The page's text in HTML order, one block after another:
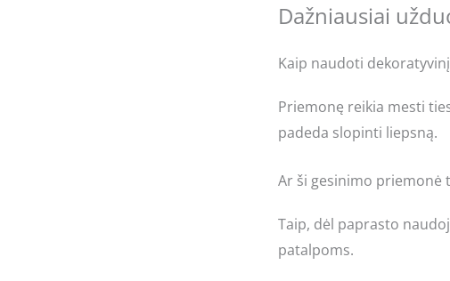
Dažniausiai
Kaip naudoti
Priemonę reikia mesti
padeda slopinti liepsną.
Ar ši gesinimo priemonė
Taip, dėl paprasto
patalpoms.